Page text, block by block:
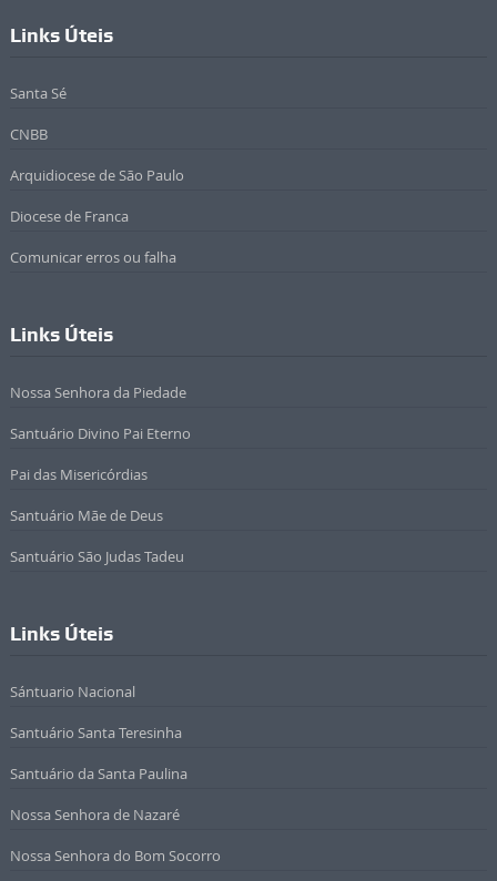
Links Úteis
Santa Sé
CNBB
Arquidiocese de São Paulo
Diocese de Franca
Comunicar erros ou falha
Links Úteis
Nossa Senhora da Piedade
Santuário Divino Pai Eterno
Pai das Misericórdias
Santuário Mãe de Deus
Santuário São Judas Tadeu
Links Úteis
Sántuario Nacional
Santuário Santa Teresinha
Santuário da Santa Paulina
Nossa Senhora de Nazaré
Nossa Senhora do Bom Socorro